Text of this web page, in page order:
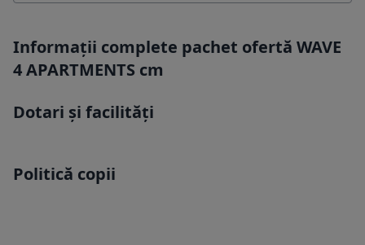
Informații complete pachet ofertă WAVE
4 APARTMENTS cm
Dotari și facilități
Politică copii